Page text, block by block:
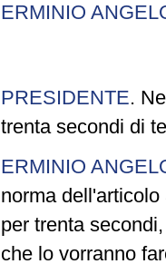
ERMINIO
PRESIDENTE.
trenta secondi di
ERMINIO
norma
per trenta
che lo vorranno